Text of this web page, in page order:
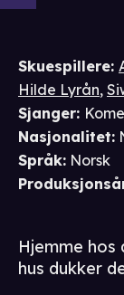
Skuespillere:
Hilde Lyrån,
Sjanger:
Nasjonalitet:
Språk: Norsk
Hjemme hos
hus dukker